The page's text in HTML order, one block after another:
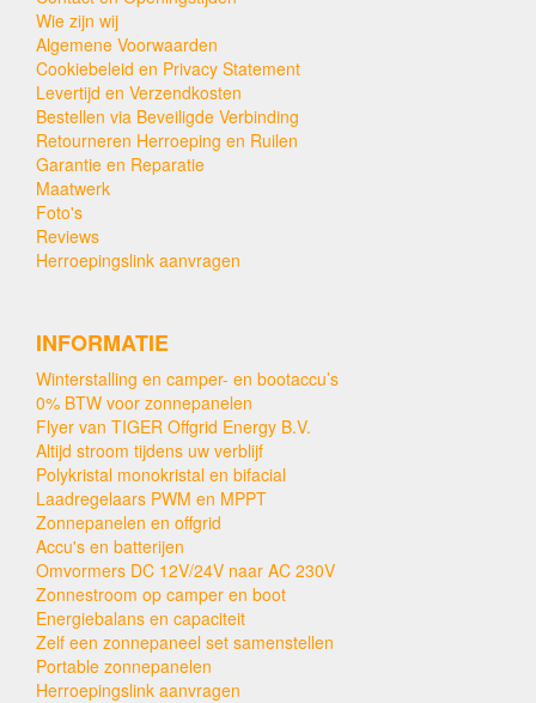
Wie zijn wij
Algemene Voorwaarden
Cookiebeleid en Privacy Statement
Levertijd en Verzendkosten
Bestellen via Beveiligde Verbinding
Retourneren Herroeping en Ruilen
Garantie en Reparatie
Maatwerk
Foto's
Reviews
Herroepingslink aanvragen
INFORMATIE
Winterstalling en camper- en bootaccu’s
0% BTW voor zonnepanelen
Flyer van TIGER Offgrid Energy B.V.
Altijd stroom tijdens uw verblijf
Polykristal monokristal en bifacial
Laadregelaars PWM en MPPT
Zonnepanelen en offgrid
Accu's en batterijen
Omvormers DC 12V/24V naar AC 230V
Zonnestroom op camper en boot
Energiebalans en capaciteit
Zelf een zonnepaneel set samenstellen
Portable zonnepanelen
Herroepingslink aanvragen